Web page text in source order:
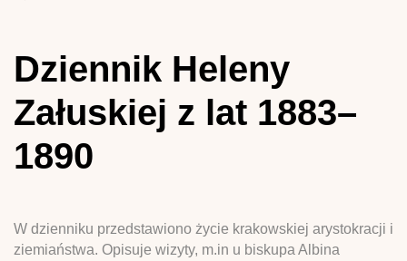
Dziennik Heleny
Załuskiej z lat 1883–
1890
W dzienniku przedstawiono życie krakowskiej arystokracji i
ziemiaństwa. Opisuje wizyty, m.in u biskupa Albina